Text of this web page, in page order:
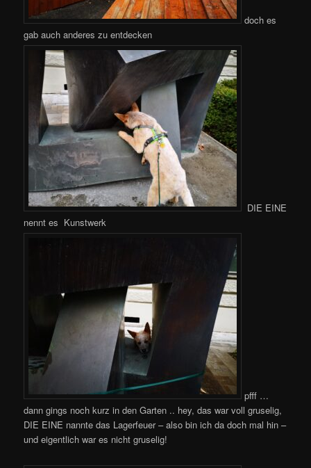
doch es
gab auch anderes zu entdecken
DIE EINE
nennt es Kunstwerk
pfff …
dann gings noch kurz in den Garten .. hey, das war voll gruselig,
DIE EINE nannte das Lagerfeuer – also bin ich da doch mal hin –
und eigentlich war es nicht gruselig!